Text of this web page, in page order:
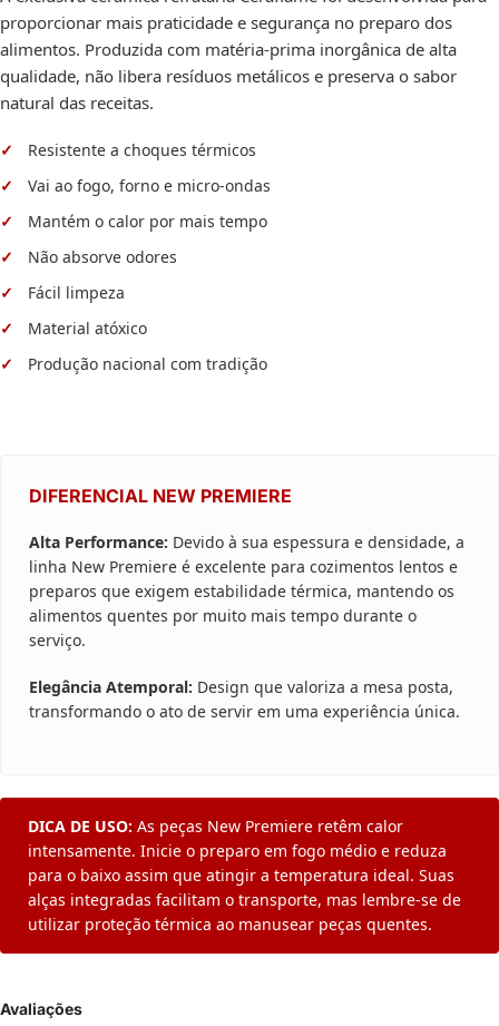
proporcionar mais praticidade e segurança no preparo dos
alimentos. Produzida com matéria-prima inorgânica de alta
qualidade, não libera resíduos metálicos e preserva o sabor
natural das receitas.
Resistente a choques térmicos
Vai ao fogo, forno e micro-ondas
Mantém o calor por mais tempo
Não absorve odores
Fácil limpeza
Material atóxico
Produção nacional com tradição
DIFERENCIAL NEW PREMIERE
Alta Performance: Devido à sua espessura e densidade, a
linha New Premiere é excelente para cozimentos lentos e
preparos que exigem estabilidade térmica, mantendo os
alimentos quentes por muito mais tempo durante o
serviço.
Elegância Atemporal: Design que valoriza a mesa posta,
transformando o ato de servir em uma experiência única.
DICA DE USO: As peças New Premiere retêm calor
intensamente. Inicie o preparo em fogo médio e reduza
para o baixo assim que atingir a temperatura ideal. Suas
alças integradas facilitam o transporte, mas lembre-se de
utilizar proteção térmica ao manusear peças quentes.
Avaliações